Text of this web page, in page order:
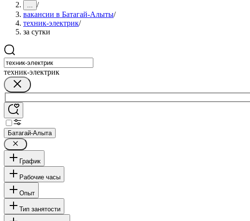
... /
вакансии в Батагай-Алыты/
техник-электрик/
за сутки
техник-электрик
Батагай-Алыта
График
Рабочие часы
Опыт
Тип занятости